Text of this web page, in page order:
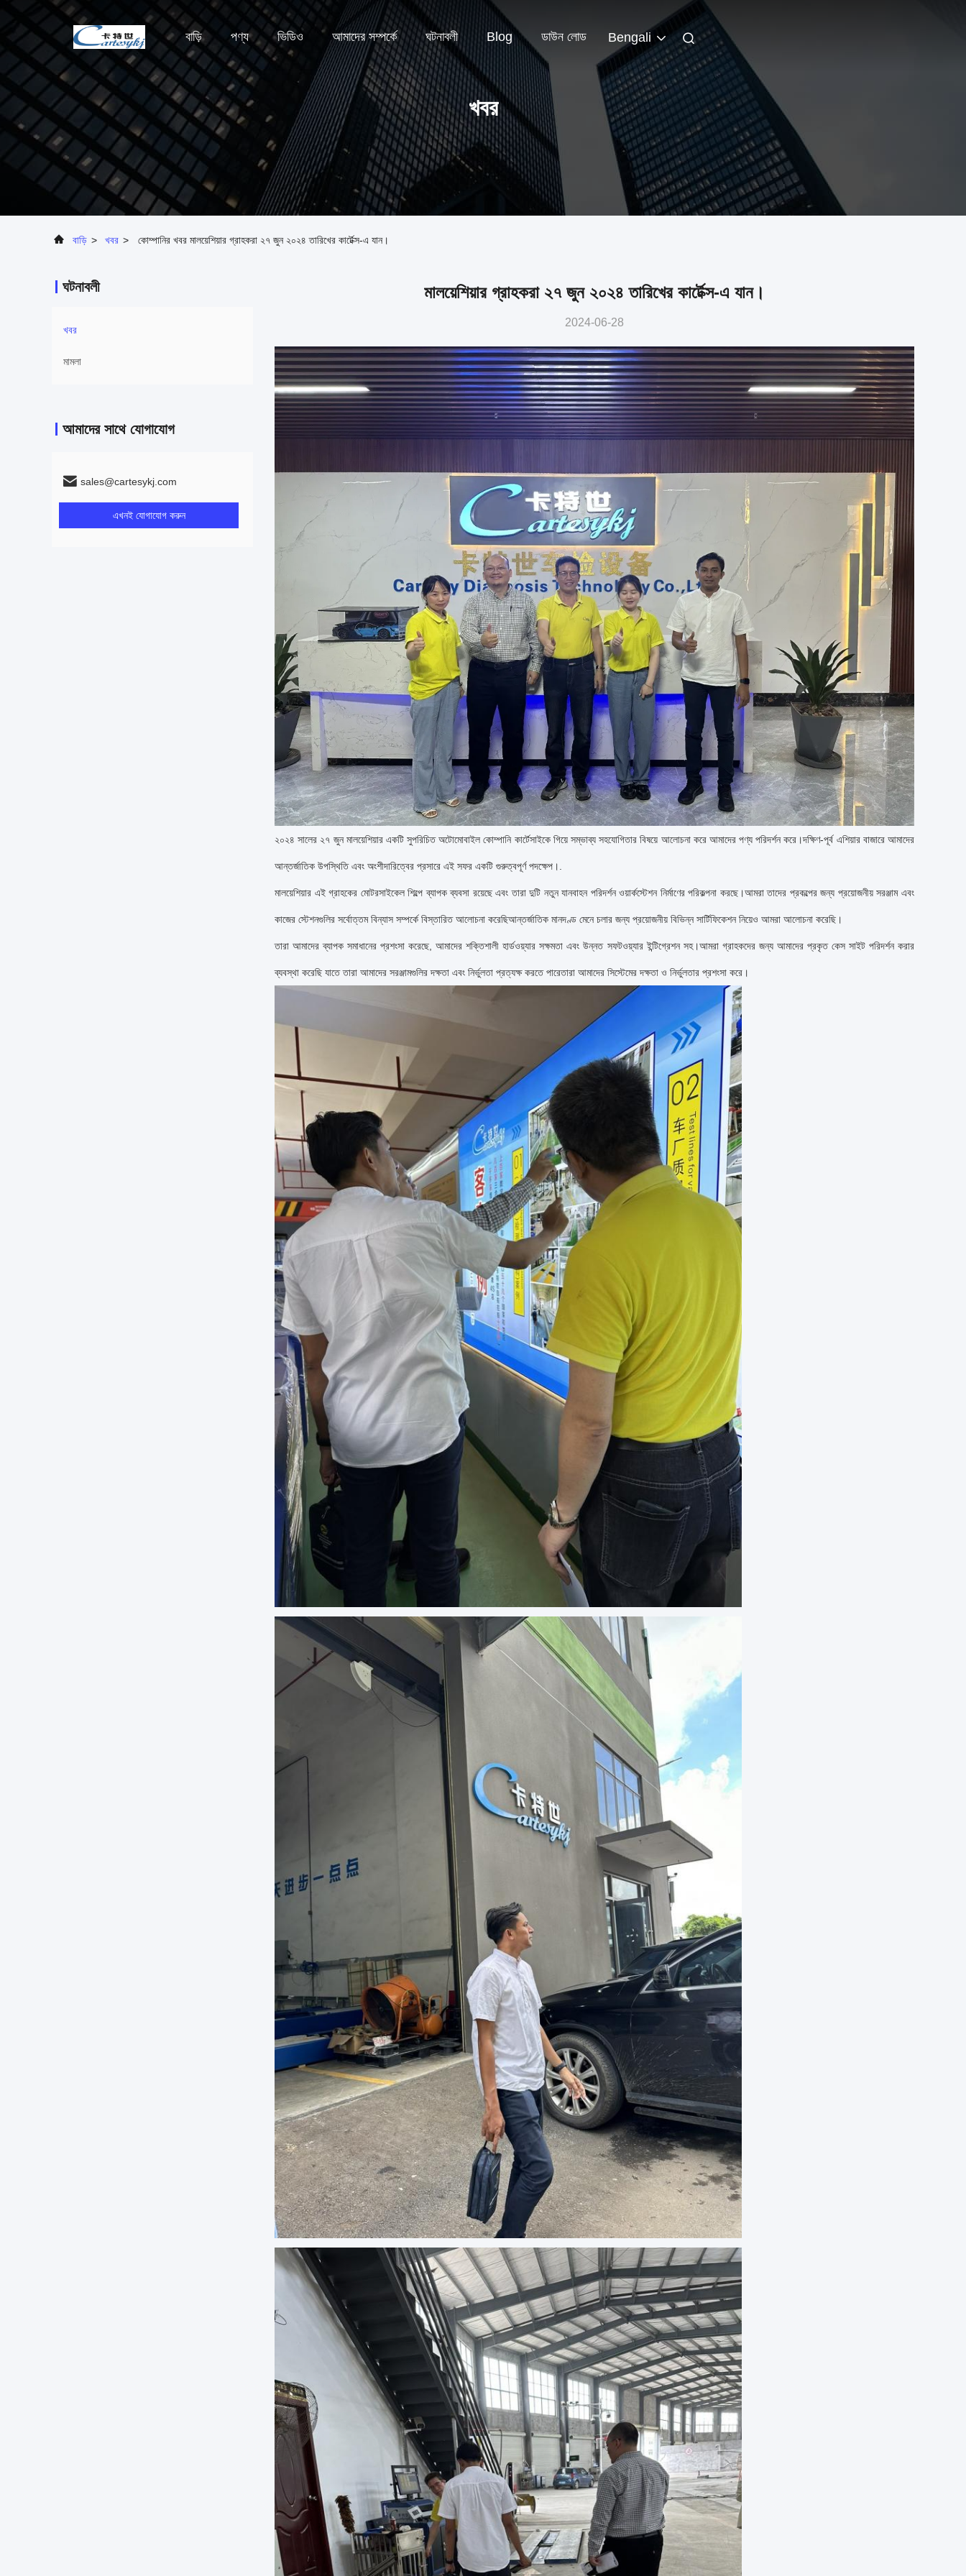
বাড়ি পণ্য ভিডিও আমাদের সম্পর্কে ঘটনাবলী Blog ডাউন লোড Bengali
খবর
বাড়ি > খবর > কোম্পানির খবর মালয়েশিয়ার গ্রাহকরা ২৭ জুন ২০২৪ তারিখের কার্টেক্স-এ যান।
ঘটনাবলী
খবর
মামলা
আমাদের সাথে যোগাযোগ
sales@cartesykj.com
এখনই যোগাযোগ করুন
মালয়েশিয়ার গ্রাহকরা ২৭ জুন ২০২৪ তারিখের কার্টেক্স-এ যান।
2024-06-28
২০২৪ সালের ২৭ জুন মালয়েশিয়ার একটি সুপরিচিত অটোমোবাইল কোম্পানি কার্টেসাইকে গিয়ে সম্ভাব্য সহযোগিতার বিষয়ে আলোচনা করে আমাদের পণ্য পরিদর্শন করে।দক্ষিণ-পূর্ব এশিয়ার বাজারে আমাদের
আন্তর্জাতিক উপস্থিতি এবং অংশীদারিত্বের প্রসারে এই সফর একটি গুরুত্বপূর্ণ পদক্ষেপ।.
মালয়েশিয়ার এই গ্রাহকের মোটরসাইকেল শিল্পে ব্যাপক ব্যবসা রয়েছে এবং তারা দুটি নতুন যানবাহন পরিদর্শন ওয়ার্কস্টেশন নির্মাণের পরিকল্পনা করছে।আমরা তাদের প্রকল্পের জন্য প্রয়োজনীয় সরঞ্জাম এবং
কাজের স্টেশনগুলির সর্বোত্তম বিন্যাস সম্পর্কে বিস্তারিত আলোচনা করেছিআন্তর্জাতিক মানদণ্ড মেনে চলার জন্য প্রয়োজনীয় বিভিন্ন সার্টিফিকেশন নিয়েও আমরা আলোচনা করেছি।
তারা আমাদের ব্যাপক সমাধানের প্রশংসা করেছে, আমাদের শক্তিশালী হার্ডওয়্যার সক্ষমতা এবং উন্নত সফটওয়্যার ইন্টিগ্রেশন সহ।আমরা গ্রাহকদের জন্য আমাদের প্রকৃত কেস সাইট পরিদর্শন করার
ব্যবস্থা করেছি যাতে তারা আমাদের সরঞ্জামগুলির দক্ষতা এবং নির্ভুলতা প্রত্যক্ষ করতে পারেতারা আমাদের সিস্টেমের দক্ষতা ও নির্ভুলতার প্রশংসা করে।